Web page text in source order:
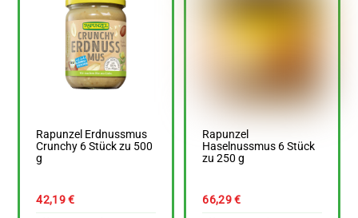
Rapunzel Erdnussmus
Crunchy 6 Stück zu 500
g
42,19€
Rapunzel
Haselnussmus 6 Stück
zu 250 g
66,29€